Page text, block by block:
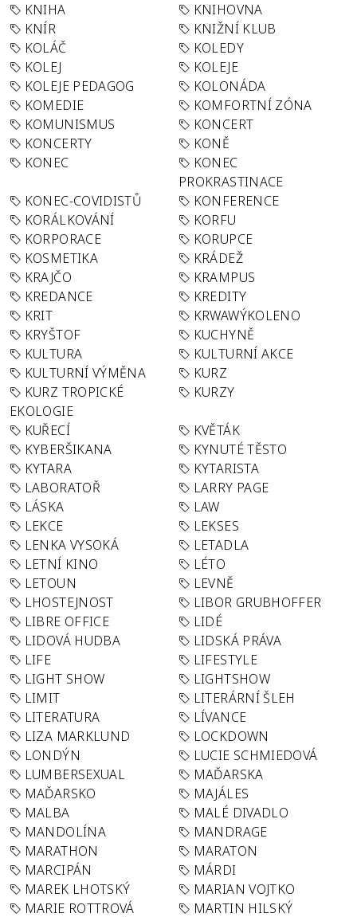
KNIHA
KNIHOVNA
KNÍR
KNIŽNÍ KLUB
KOLÁČ
KOLEDY
KOLEJ
KOLEJE
KOLEJE PEDAGOG
KOLONÁDA
KOMEDIE
KOMFORTNÍ ZÓNA
KOMUNISMUS
KONCERT
KONCERTY
KONĚ
KONEC
KONEC
PROKRASTINACE
KONEC-COVIDISTŮ
KONFERENCE
KORÁLKOVÁNÍ
KORFU
KORPORACE
KORUPCE
KOSMETIKA
KRÁDEŽ
KRAJČO
KRAMPUS
KREDANCE
KREDITY
KRIT
KRWAWÝKOLENO
KRYŠTOF
KUCHYNĚ
KULTURA
KULTURNÍ AKCE
KULTURNÍ VÝMĚNA
KURZ
KURZ TROPICKÉ
EKOLOGIE
KURZY
KUŘECÍ
KVĚTÁK
KYBERŠIKANA
KYNUTÉ TĚSTO
KYTARA
KYTARISTA
LABORATOŘ
LARRY PAGE
LÁSKA
LAW
LEKCE
LEKSES
LENKA VYSOKÁ
LETADLA
LETNÍ KINO
LÉTO
LETOUN
LEVNĚ
LHOSTEJNOST
LIBOR GRUBHOFFER
LIBRE OFFICE
LIDÉ
LIDOVÁ HUDBA
LIDSKÁ PRÁVA
LIFE
LIFESTYLE
LIGHT SHOW
LIGHTSHOW
LIMIT
LITERÁRNÍ ŠLEH
LITERATURA
LÍVANCE
LIZA MARKLUND
LOCKDOWN
LONDÝN
LUCIE SCHMIEDOVÁ
LUMBERSEXUAL
MAĎARSKA
MAĎARSKO
MAJÁLES
MALBA
MALÉ DIVADLO
MANDOLÍNA
MANDRAGE
MARATHON
MARATON
MARCIPÁN
MÁRDI
MAREK LHOTSKÝ
MARIAN VOJTKO
MARIE ROTTROVÁ
MARTIN HILSKÝ